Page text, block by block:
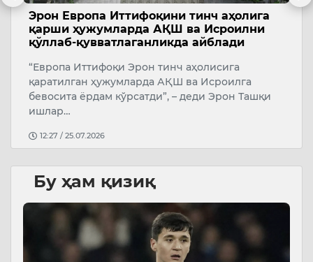
Эрон Европа Иттифоқини тинч аҳолига
қарши ҳужумларда АҚШ ва Исроилни
қўллаб-қувватлаганликда айблади
“Европа Иттифоқи Эрон тинч аҳолисига
қаратилган ҳужумларда АҚШ ва Исроилга
бевосита ёрдам кўрсатди”, – деди Эрон Ташқи
ишлар…
12:27 / 25.07.2026
Бу ҳам қизиқ